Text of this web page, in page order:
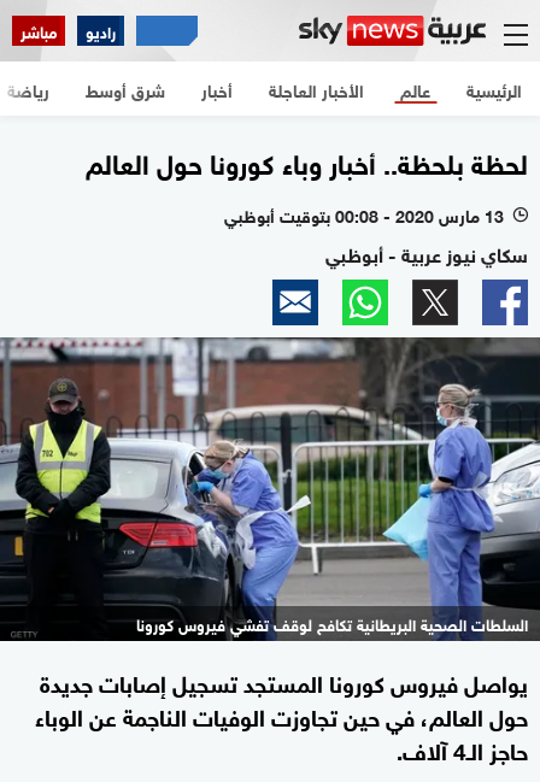
راديو مباشر
الرئيسية الأخبار العاجلة أخبار شرق أوسط عالم رياضة
لحظة بلحظة.. أخبار وباء كورونا حول العالم
l 13 مارس 2020 - 00:08 بتوقيت أبوظبي
سكاي نيوز عربية - أبوظبي
السلطات الصحية البريطانية تكافح لوقف تفشي فيروس كورونا
يواصل فيروس كورونا المستجد تسجيل إصابات جديدة
حول العالم، في حين تجاوزت الوفيات الناجمة عن الوباء
حاجز الـ4 آلاف.